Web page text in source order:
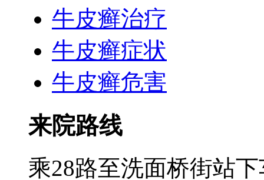
牛皮癣治疗
牛皮癣症状
牛皮癣危害
来院路线
乘28路至洗面桥街站